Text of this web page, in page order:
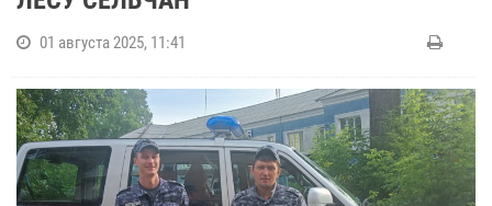
01 августа 2025, 11:41